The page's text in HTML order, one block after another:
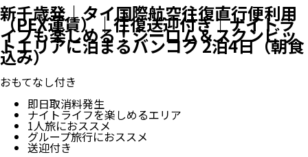
新千歳発｜タイ国際航空往復直行便利用
（PEX運賃）｜往復送迎付き｜ナイトラ
イフも楽しめる！シーロム＆スクンビッ
トエリアに泊まるバンコク 2泊4日（朝食
込み）
おもてなし付き
即日取消料発生
ナイトライフを楽しめるエリア
1人旅におススメ
グループ旅行におススメ
送迎付き